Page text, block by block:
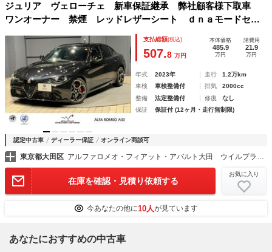
ジュリア ヴェローチェ 新車保証継承 弊社顧客様下取車
ワンオーナー 禁煙 レッドレザーシート ｄｎａモードセレ
クター 衝突被害軽減ブレーキ アダプティブクルーズコント
ロール シートヒーター ステアリングヒーター
支払総額(税込)
507.8 万円
本体価格
485.9
万円
諸費用
21.9
万円
年式 2023年 走行
1.2万km
車検
車検整備付 排気
2000cc
整備
法定整備付 修復
なし
保証
保証付 (12ヶ月・走行無制限)
認定中古車 ディーラー保証 オンライン商談可
東京都大田区 アルファロメオ・フィアット・アバルト大田 ウイルプラスチェッカーモータース（株）
在庫を確認・見積り依頼する
お気に入り
今あなたの他に10人が見ています
あなたにおすすめの中古車